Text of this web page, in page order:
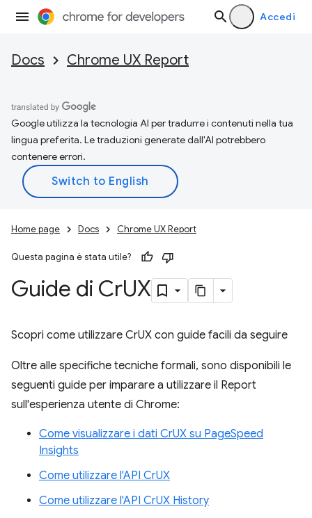
Accedi
Docs Chrome UX Report
Google utilizza la tecnologia AI per tradurre i contenuti nella tua
lingua preferita. Le traduzioni generate dall'AI potrebbero
contenere errori.
Home page Docs Chrome UX Report
Questa pagina è stata utile?
Guide di CrUX
Scopri come utilizzare CrUX con guide facili da seguire
Oltre alle specifiche tecniche formali, sono disponibili le
seguenti guide per imparare a utilizzare il Report
sull'esperienza utente di Chrome:
Come visualizzare i dati CrUX su PageSpeed
Insights
Come utilizzare l'API CrUX
Come utilizzare l'API CrUX History